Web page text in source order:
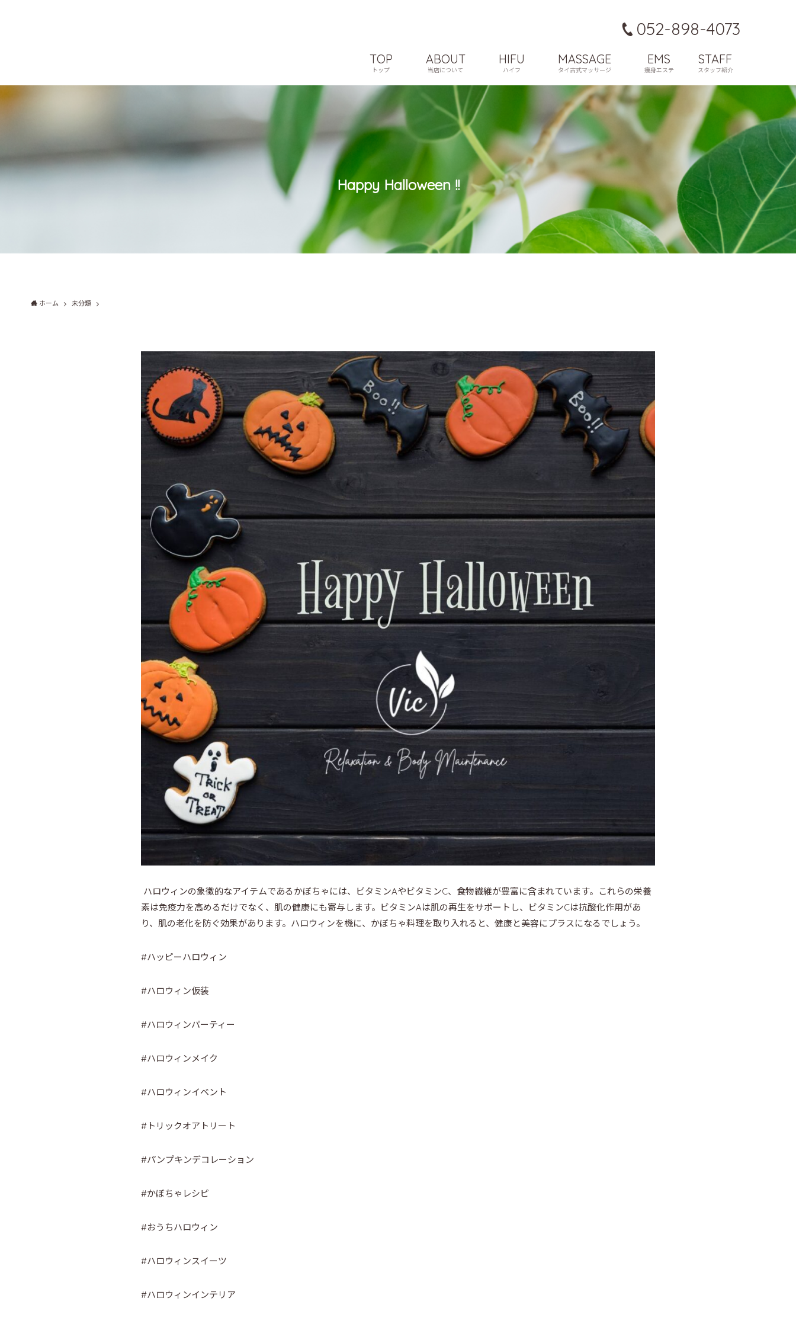
TOP
トップ
ABOUT
当店について
HIFU
ハイフ
MASSAGE
タイ古式マッサージ
EMS
痩身エステ
STAFF
スタッフ紹介
052-898-4073
Happy Halloween !!
ホーム 未分類
ハロウィンの象徴的なアイテムであるかぼちゃには、ビタミンAやビタミンC、食物繊維が豊富に含まれています。これらの栄養
素は免疫力を高めるだけでなく、肌の健康にも寄与します。ビタミンAは肌の再生をサポートし、ビタミンCは抗酸化作用があ
り、肌の老化を防ぐ効果があります。ハロウィンを機に、かぼちゃ料理を取り入れると、健康と美容にプラスになるでしょう。
#ハッピーハロウィン
#ハロウィン仮装
#ハロウィンパーティー
#ハロウィンメイク
#ハロウィンイベント
#トリックオアトリート
#パンプキンデコレーション
#かぼちゃレシピ
#おうちハロウィン
#ハロウィンスイーツ
#ハロウィンインテリア